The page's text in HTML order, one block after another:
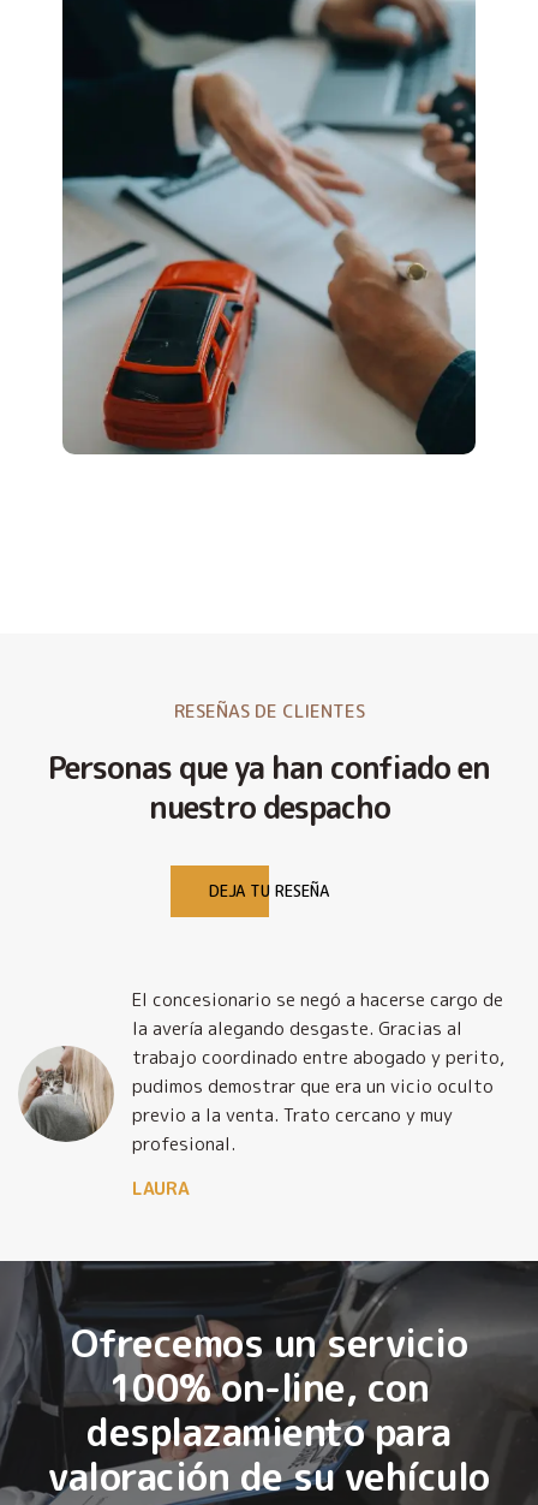
RESEÑAS DE CLIENTES
Personas que ya han confiado en
nuestro despacho
DEJA TU RESEÑA
El concesionario se negó a hacerse cargo de
la avería alegando desgaste. Gracias al
trabajo coordinado entre abogado y perito,
pudimos demostrar que era un vicio oculto
previo a la venta. Trato cercano y muy
profesional.
LAURA
Ofrecemos un servicio
100% on-line, con
desplazamiento para
valoración de su vehículo